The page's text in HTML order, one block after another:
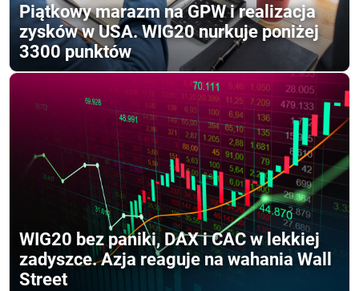
Piątkowy marazm na GPW i realizacja
zysków w USA. WIG20 nurkuje poniżej
3300 punktów
WIG20 bez paniki, DAX i CAC w lekkiej
zadyszce. Azja reaguje na wahania Wall
Street